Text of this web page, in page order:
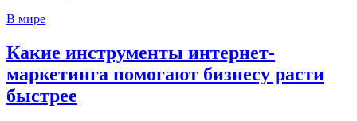
В мире
Какие инструменты интернет-
маркетинга помогают бизнесу расти
быстрее